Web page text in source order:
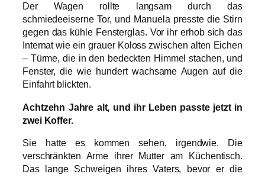
Der Wagen rollte langsam durch das
schmiedeeiserne Tor, und Manuela presste die Stirn
gegen das kühle Fensterglas. Vor ihr erhob sich das
Internat wie ein grauer Koloss zwischen alten Eichen
– Türme, die in den bedeckten Himmel stachen, und
Fenster, die wie hundert wachsame Augen auf die
Einfahrt blickten.
Achtzehn Jahre alt, und ihr Leben passte jetzt in
zwei Koffer.
Sie hatte es kommen sehen, irgendwie. Die
verschränkten Arme ihrer Mutter am Küchentisch.
Das lange Schweigen ihres Vaters, bevor er die